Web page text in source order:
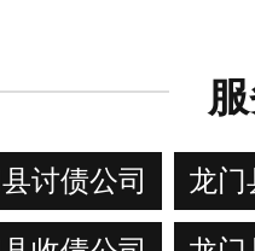
讨债公司 龙门